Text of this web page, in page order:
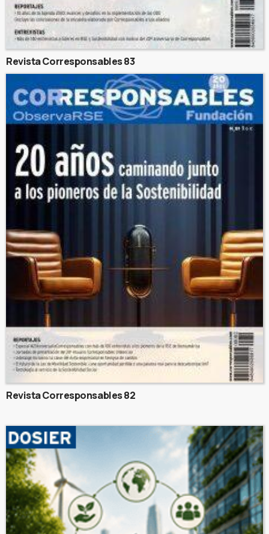
Revista Corresponsables 83
Revista Corresponsables 82